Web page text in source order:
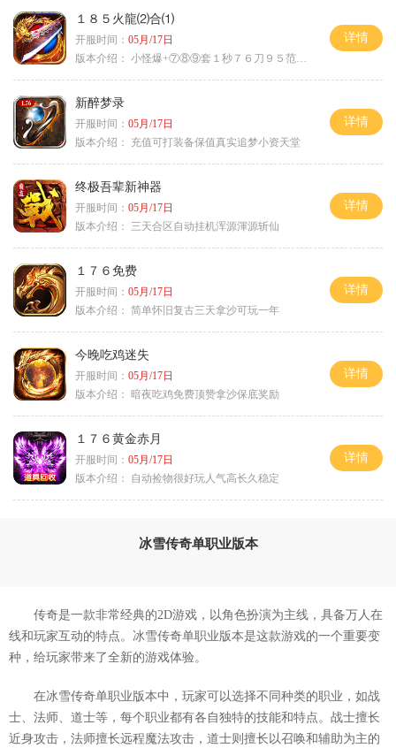
１８５火龍⑵合⑴
开服时间： 05月/17日
版本介绍： 小怪爆+⑦⑧⑨套１秒７６刀９５范围捡
详情
新醉梦录
开服时间： 05月/17日
版本介绍：
充值可打装备保值真实追梦小资天堂
详情
终极吾辈新神器
开服时间： 05月/17日
版本介绍：
三天合区自动挂机浑源渾源斩仙
详情
１７６免费
开服时间： 05月/17日
版本介绍： 简单怀旧复古三天拿沙可玩一年
详情
今晚吃鸡迷失
开服时间： 05月/17日
版本介绍：
暗夜吃鸡免费顶赞拿沙保底奖励
详情
１７６黄金赤月
开服时间： 05月/17日
版本介绍：
自动捡物很好玩人气高长久稳定
详情
冰雪传奇单职业版本
传奇是一款非常经典的2D游戏，以角色扮演为主线，具备万人在
线和玩家互动的特点。冰雪传奇单职业版本是这款游戏的一个重要变
种，给玩家带来了全新的游戏体验。
在冰雪传奇单职业版本中，玩家可以选择不同种类的职业，如战
士、法师、道士等，每个职业都有各自独特的技能和特点。战士擅长
近身攻击，法师擅长远程魔法攻击，道士则擅长以召唤和辅助为主的